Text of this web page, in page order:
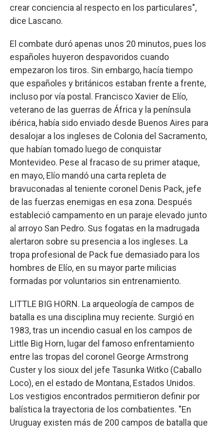
crear conciencia al respecto en los particulares",
dice Lascano.
El combate duró apenas unos 20 minutos, pues los
españoles huyeron despavoridos cuando
empezaron los tiros. Sin embargo, hacía tiempo
que españoles y británicos estaban frente a frente,
incluso por vía postal. Francisco Xavier de Elío,
veterano de las guerras de África y la península
ibérica, había sido enviado desde Buenos Aires para
desalojar a los ingleses de Colonia del Sacramento,
que habían tomado luego de conquistar
Montevideo. Pese al fracaso de su primer ataque,
en mayo, Elío mandó una carta repleta de
bravuconadas al teniente coronel Denis Pack, jefe
de las fuerzas enemigas en esa zona. Después
estableció campamento en un paraje elevado junto
al arroyo San Pedro. Sus fogatas en la madrugada
alertaron sobre su presencia a los ingleses. La
tropa profesional de Pack fue demasiado para los
hombres de Elío, en su mayor parte milicias
formadas por voluntarios sin entrenamiento.
LITTLE BIG HORN. La arqueología de campos de
batalla es una disciplina muy reciente. Surgió en
1983, tras un incendio casual en los campos de
Little Big Horn, lugar del famoso enfrentamiento
entre las tropas del coronel George Armstrong
Custer y los sioux del jefe Tasunka Witko (Caballo
Loco), en el estado de Montana, Estados Unidos.
Los vestigios encontrados permitieron definir por
balística la trayectoria de los combatientes. "En
Uruguay existen más de 200 campos de batalla que